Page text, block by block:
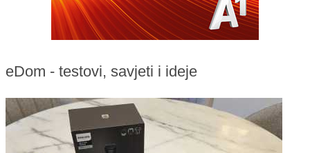
eDom - testovi, savjeti i ideje